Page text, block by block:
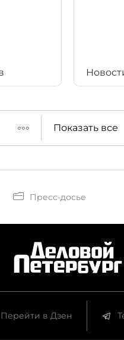
Показать все
Пресс-досье
Перейти в Дзен